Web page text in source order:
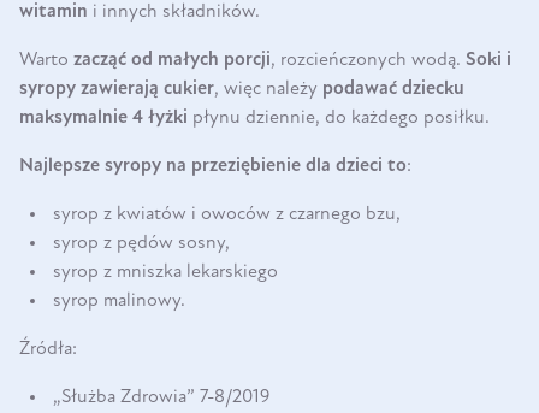
witamin i innych składników.
Warto zacząć od małych porcji, rozcieńczonych wodą. Soki i
syropy zawierają cukier, więc należy podawać dziecku
maksymalnie 4 łyżki płynu dziennie, do każdego posiłku.
Najlepsze syropy na przeziębienie dla dzieci to:
syrop z kwiatów i owoców z czarnego bzu,
syrop z pędów sosny,
syrop z mniszka lekarskiego
syrop malinowy.
Źródła:
„Służba Zdrowia” 7-8/2019